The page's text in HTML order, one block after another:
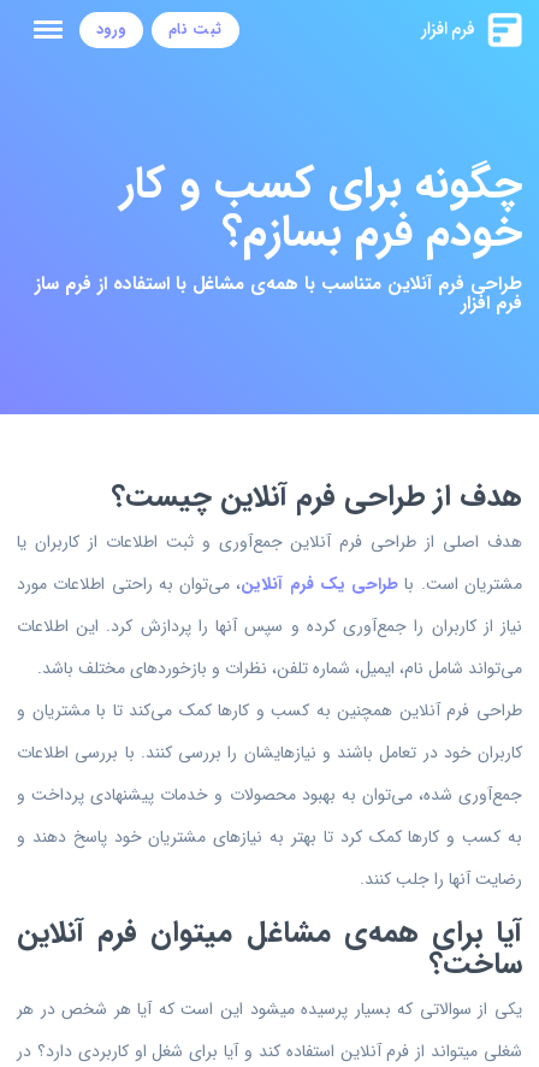
ثبت نام ورود
چگونه برای کسب و کار
خودم فرم بسازم؟
طراحی فرم آنلاین متناسب با همه‌ی مشاغل با استفاده از فرم ساز
فرم افزار
هدف از طراحی فرم آنلاین چیست؟
هدف اصلی از طراحی فرم آنلاین جمع‌آوری و ثبت اطلاعات از کاربران یا
مشتریان است. با طراحی یک فرم آنلاین، می‌توان به راحتی اطلاعات مورد
نیاز از کاربران را جمع‌آوری کرده و سپس آنها را پردازش کرد. این اطلاعات
می‌تواند شامل نام، ایمیل، شماره تلفن، نظرات و بازخوردهای مختلف باشد.
طراحی فرم آنلاین همچنین به کسب و کارها کمک می‌کند تا با مشتریان و
کاربران خود در تعامل باشند و نیازهایشان را بررسی کنند. با بررسی اطلاعات
جمع‌آوری شده، می‌توان به بهبود محصولات و خدمات پیشنهادی پرداخت و
به کسب و کارها کمک کرد تا بهتر به نیازهای مشتریان خود پاسخ دهند و
رضایت آنها را جلب کنند.
آیا برای همه‌ی مشاغل میتوان فرم آنلاین
ساخت؟
یکی از سوالاتی که بسیار پرسیده میشود این است که آیا هر شخص در هر
شغلی میتواند از فرم آنلاین استفاده کند و آیا برای شغل او کاربردی دارد؟ در